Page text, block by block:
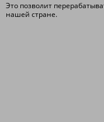
Это позволит
нашей стране.